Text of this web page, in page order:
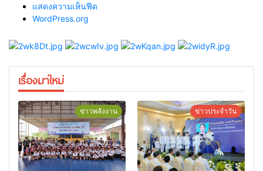
แสดงความเห็นฟีด
WordPress.org
เรื่องมาใหม่
ข่าวพลังงาน ข่าวประจำวัน